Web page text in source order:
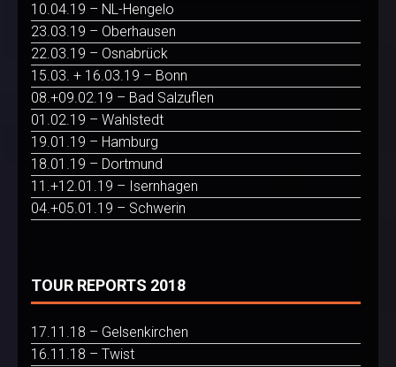
10.04.19 – NL-Hengelo
23.03.19 – Oberhausen
22.03.19 – Osnabrück
15.03. + 16.03.19 – Bonn
08.+09.02.19 – Bad Salzuflen
01.02.19 – Wahlstedt
19.01.19 – Hamburg
18.01.19 – Dortmund
11.+12.01.19 – Isernhagen
04.+05.01.19 – Schwerin
TOUR REPORTS 2018
17.11.18 – Gelsenkirchen
16.11.18 – Twist